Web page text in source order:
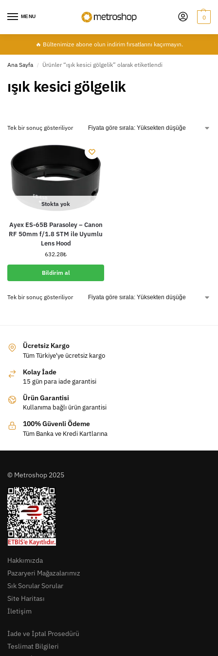
MENU 0
🔥 Bültenimize abone olun indirim fırsatlarını kaçırmayın.
Ana Sayfa / Ürünler “ışık kesici gölgelik” olarak etiketlendi
ışık kesici gölgelik
Tek bir sonuç gösteriliyor
Stokta yok
Ayex ES-65B Parasoley – Canon
RF 50mm f/1.8 STM ile Uyumlu
Lens Hood
632.28₺
Bildirim al
Tek bir sonuç gösteriliyor
Ücretsiz Kargo
Tüm Türkiye'ye ücretsiz kargo
Kolay İade
15 gün para iade garantisi
Ürün Garantisi
Kullanıma bağlı ürün garantisi
100% Güvenli Ödeme
Tüm Banka ve Kredi Kartlarına
© Metroshop 2025
Hakkımızda
Pazaryeri Mağazalarımız
Sık Sorular Sorular
Site Haritası
İletişim
İade ve İptal Prosedürü
Teslimat Bilgileri